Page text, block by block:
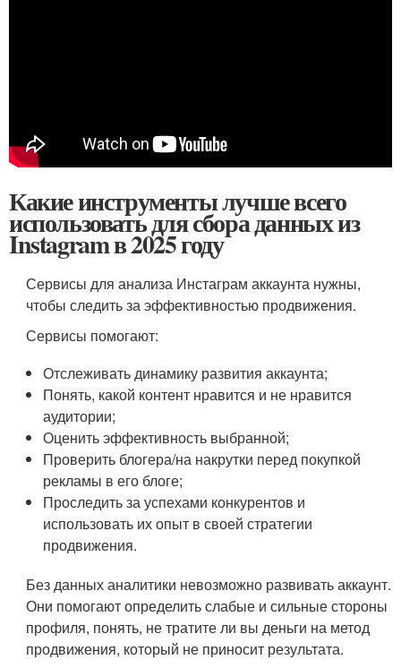
Какие инструменты лучше всего
использовать для сбора данных из
Instagram в 2025 году
Сервисы для анализа Инстаграм аккаунта нужны,
чтобы следить за эффективностью продвижения.
Сервисы помогают:
Отслеживать динамику развития аккаунта;
Понять, какой контент нравится и не нравится
аудитории;
Оценить эффективность выбранной;
Проверить блогера/на накрутки перед покупкой
рекламы в его блоге;
Проследить за успехами конкурентов и
использовать их опыт в своей стратегии
продвижения.
Без данных аналитики невозможно развивать аккаунт.
Они помогают определить слабые и сильные стороны
профиля, понять, не тратите ли вы деньги на метод
продвижения, который не приносит результата.